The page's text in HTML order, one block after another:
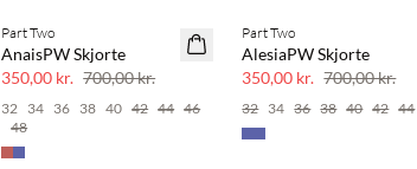
SAVE20
Part Two
AnaisPW Skjorte
350,00 kr. 700,00 kr.
32 34 36 38 40 42 44 46
48
SAVE20
Part Two
AlesiaPW Skjorte
350,00 kr. 700,00 kr.
32 34 36 38 40 42 44